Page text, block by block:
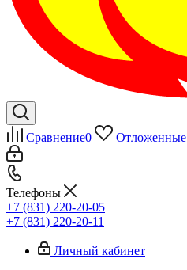
Сравнение0 Отложенные
Телефоны
+7 (831) 220-20-05
+7 (831) 220-20-11
Личный кабинет